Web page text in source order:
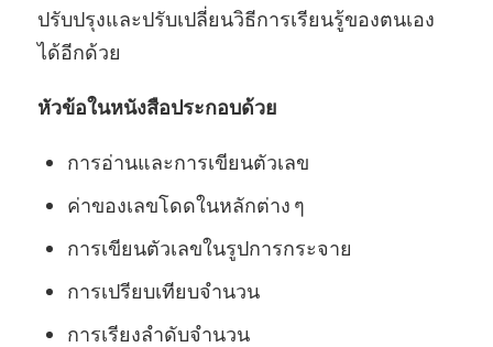
ปรับปรุงและปรับเปลี่ยนวิธีการเรียนรู้ของตนเอง
ได้อีกด้วย
หัวข้อในหนังสือประกอบด้วย
การอ่านและการเขียนตัวเลข
ค่าของเลขโดดในหลักต่าง ๆ
การเขียนตัวเลขในรูปการกระจาย
การเปรียบเทียบจำนวน
การเรียงลำดับจำนวน